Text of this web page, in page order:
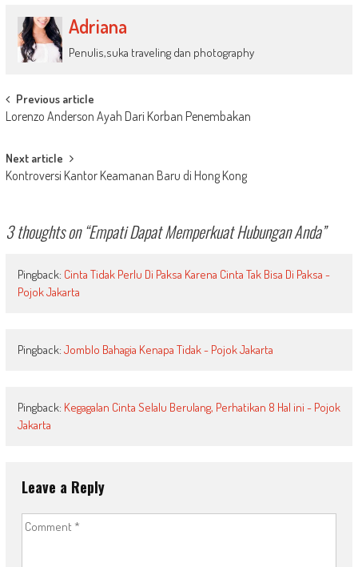
Adriana
Penulis,suka traveling dan photography
Post
navigation
Previous article
Lorenzo Anderson Ayah Dari Korban Penembakan
Next article
Kontroversi Kantor Keamanan Baru di Hong Kong
3 thoughts on “Empati Dapat Memperkuat Hubungan Anda”
Pingback: Cinta Tidak Perlu Di Paksa Karena Cinta Tak Bisa Di Paksa -
Pojok Jakarta
Pingback: Jomblo Bahagia Kenapa Tidak - Pojok Jakarta
Pingback: Kegagalan Cinta Selalu Berulang, Perhatikan 8 Hal ini - Pojok
Jakarta
Leave a Reply